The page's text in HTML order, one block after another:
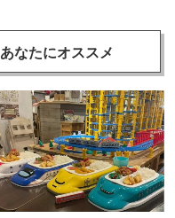
あなたにオススメ